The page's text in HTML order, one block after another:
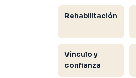
Rehabilitación
Vínculo y
confianza